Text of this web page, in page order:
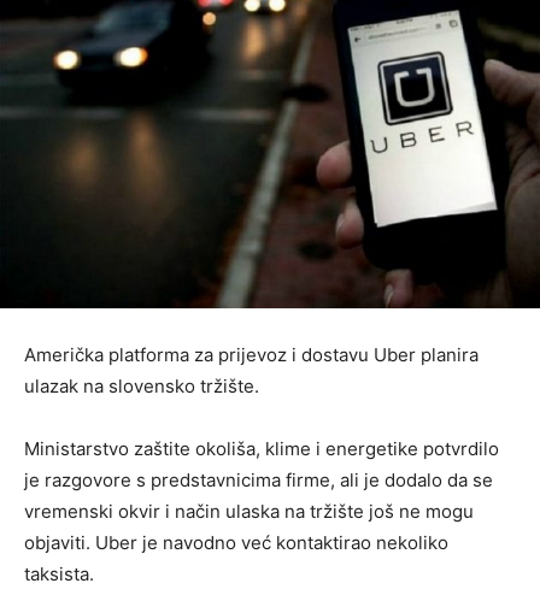
Američka platforma za prijevoz i dostavu Uber planira
ulazak na slovensko tržište.
Ministarstvo zaštite okoliša, klime i energetike potvrdilo
je razgovore s predstavnicima firme, ali je dodalo da se
vremenski okvir i način ulaska na tržište još ne mogu
objaviti. Uber je navodno već kontaktirao nekoliko
taksista.